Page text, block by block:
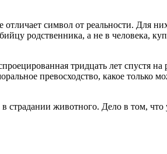
символ от реальности. Для
родственника, а не в человека,
тридцать лет спустя на
превосходство, какое только
животного. Дело в том, что